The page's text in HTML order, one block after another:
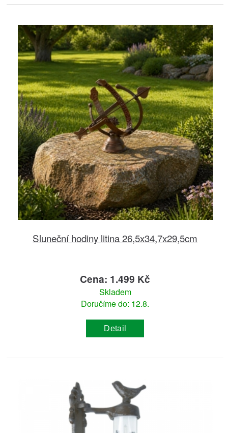
Sluneční hodiny litina 26,5x34,7x29,5cm
Cena: 1.499 Kč
Skladem
Doručíme do: 12.8.
Detail